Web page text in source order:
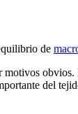
de
del